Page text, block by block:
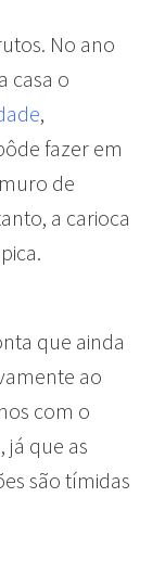
No ano
casa o
,
fazer em
de
a carioca
que ainda
ao
com o
que as
são tímidas